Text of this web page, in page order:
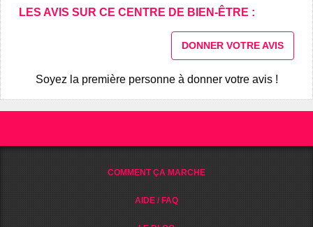
LES AVIS SUR CE CENTRE DE BIEN-ÊTRE :
DONNER VOTRE AVIS
Soyez la première personne à donner votre avis !
COMMENT ÇA MARCHE
AIDE / FAQ